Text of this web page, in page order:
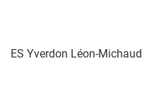
ES Yverdon Léon-Michaud